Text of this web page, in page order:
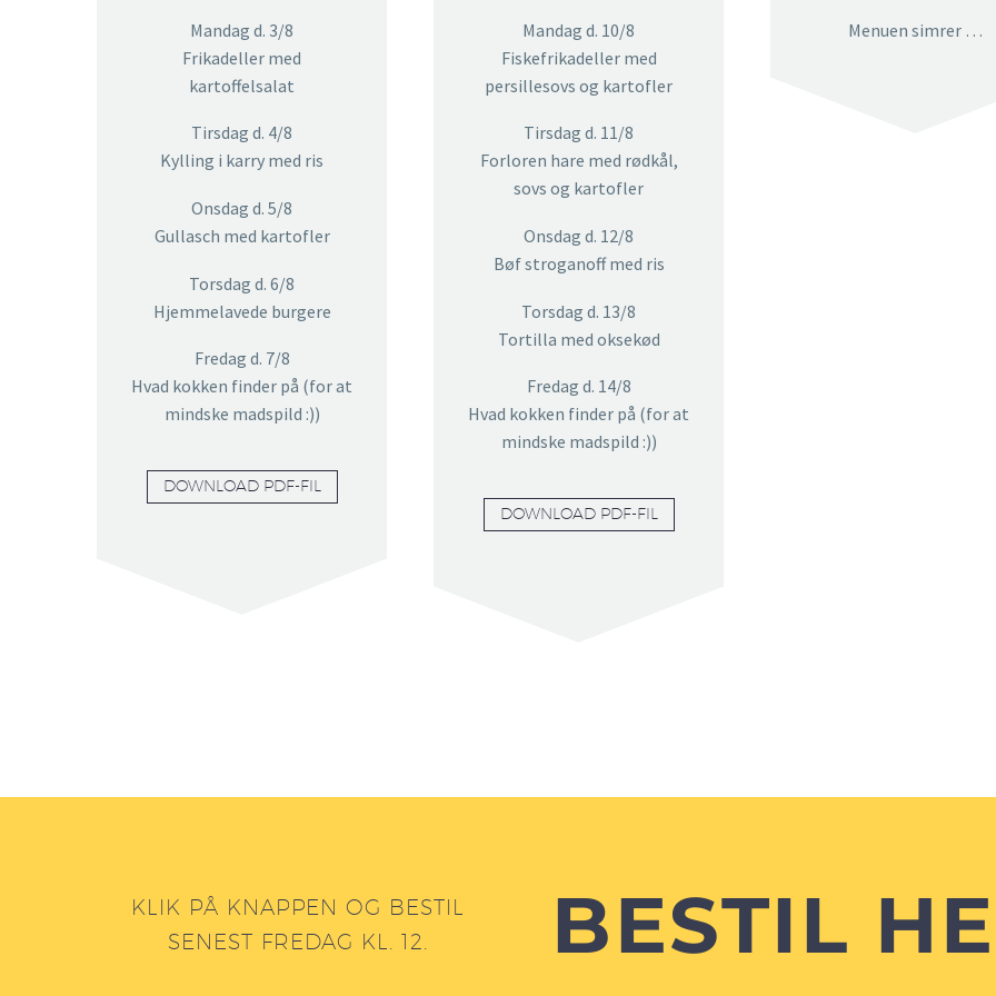
Mandag d. 3/8
Frikadeller med
kartoffelsalat
Tirsdag d. 4/8
Kylling i karry med ris
Onsdag d. 5/8
Gullasch med kartofler
Torsdag d. 6/8
Hjemmelavede burgere
Fredag d. 7/8
Hvad kokken finder på (for at
mindske madspild :))
DOWNLOAD PDF-FIL
Mandag d. 10/8
Fiskefrikadeller med
persillesovs og kartofler
Tirsdag d. 11/8
Forloren hare med rødkål,
sovs og kartofler
Onsdag d. 12/8
Bøf stroganoff med ris
Torsdag d. 13/8
Tortilla med oksekød
Fredag d. 14/8
Hvad kokken finder på (for at
mindske madspild :))
DOWNLOAD PDF-FIL
Menuen simrer …
KLIK PÅ KNAPPEN OG BESTIL
SENEST FREDAG KL. 12.
BESTIL